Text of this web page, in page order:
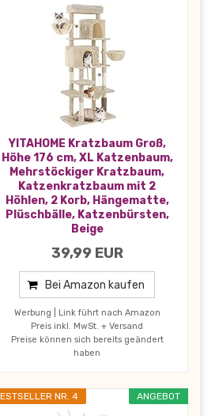
YITAHOME Kratzbaum Groß,
Höhe 176 cm, XL Katzenbaum,
Mehrstöckiger Kratzbaum,
Katzenkratzbaum mit 2
Höhlen, 2 Korb, Hängematte,
Plüschbälle, Katzenbürsten,
Beige
39,99 EUR
Bei Amazon kaufen
Werbung | Link führt nach Amazon
Preis inkl. MwSt. + Versand
Preise können sich bereits geändert
haben
ANGEBOT
NR. 4